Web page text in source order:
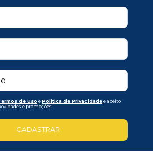
de uso ePolitica de Privacidadee aceito
e promoções.
CADASTRAR